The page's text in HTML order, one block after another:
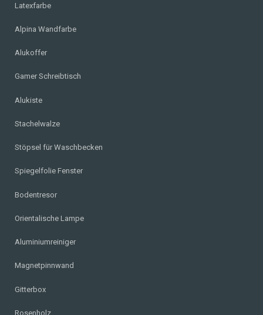
Latexfarbe
Alpina Wandfarbe
Alukoffer
Gamer Schreibtisch
Alukiste
Stachelwalze
Stöpsel für Waschbecken
Spiegelfolie Fenster
Bodentresor
Orientalische Lampe
Aluminiumreiniger
Magnetpinnwand
Gitterbox
Rosenholz